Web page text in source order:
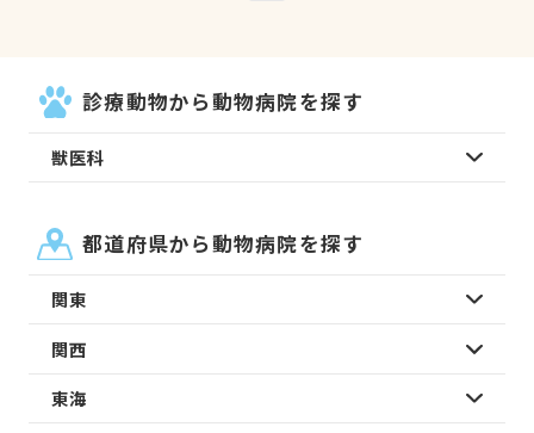
診療動物から動物病院を探す
獣医科
都道府県から動物病院を探す
関東
関西
東海